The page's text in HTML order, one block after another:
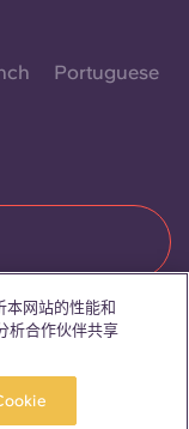
Portuguese
所有人，不分性别。
网站的性能和
析合作伙伴共享